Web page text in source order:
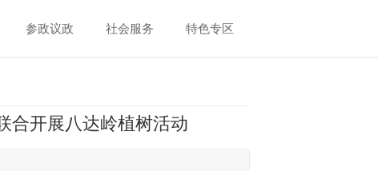
参政议政 社会服务 特色专区
开展八达岭植树活动